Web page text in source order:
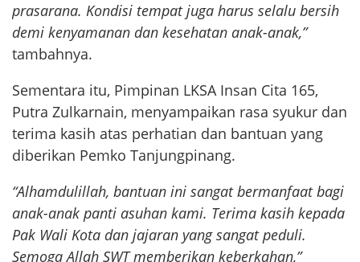
prasarana. Kondisi tempat juga harus selalu bersih
demi kenyamanan dan kesehatan anak-anak,”
tambahnya.
Sementara itu, Pimpinan LKSA Insan Cita 165,
Putra Zulkarnain, menyampaikan rasa syukur dan
terima kasih atas perhatian dan bantuan yang
diberikan Pemko Tanjungpinang.
“Alhamdulillah, bantuan ini sangat bermanfaat bagi
anak-anak panti asuhan kami. Terima kasih kepada
Pak Wali Kota dan jajaran yang sangat peduli.
Semoga Allah SWT memberikan keberkahan,”